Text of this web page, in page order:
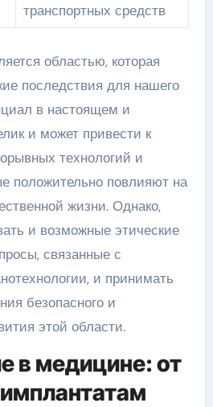
транспортных средств
областью, которая
последствия для нашего
в настоящем и
и может привести к
технологий и
положительно повлияют на
жизни. Однако,
и возможные этические
связанные с
и принимать
безопасного и
этой области.
в медицине: от